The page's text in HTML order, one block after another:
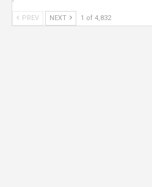
PREV NEXT 1 of 4,832